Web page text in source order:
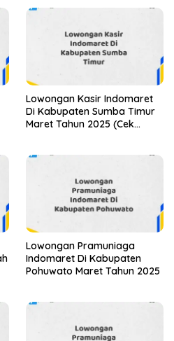
Lowongan Kasir Indomaret
Di Kabupaten Sumba Timur
Maret Tahun 2025 (Cek
Lowongan Pramuniaga
Indomaret Di Kabupaten
Pohuwato Maret Tahun 2025